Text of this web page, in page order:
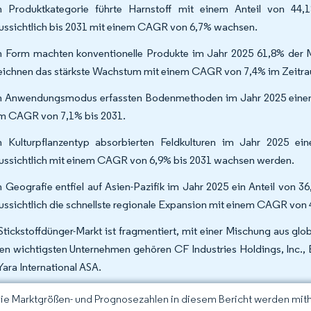
Produktkategorie führte Harnstoff mit einem Anteil von
bis 2031 mit einem CAGR von 6,7% wachsen.
Form machten konventionelle Produkte im Jahr 2025 61,8%
das stärkste Wachstum mit einem CAGR von 7,4% im
Anwendungsmodus erfassten Bodenmethoden im Jahr 2025
CAGR von 7,1% bis 2031.
Kulturpflanzentyp absorbierten Feldkulturen im Jahr 2025
mit einem CAGR von 6,9% bis 2031 wachsen werden.
Geografie entfiel auf Asien-Pazifik im Jahr 2025 ein Anteil von
die schnellste regionale Expansion mit einem CAGR von
Markt ist fragmentiert, mit einer Mischung aus
wichtigsten Unternehmen gehören CF Industries Holdings,
International ASA.
Marktgrößen- und Prognosezahlen in diesem Bericht werden